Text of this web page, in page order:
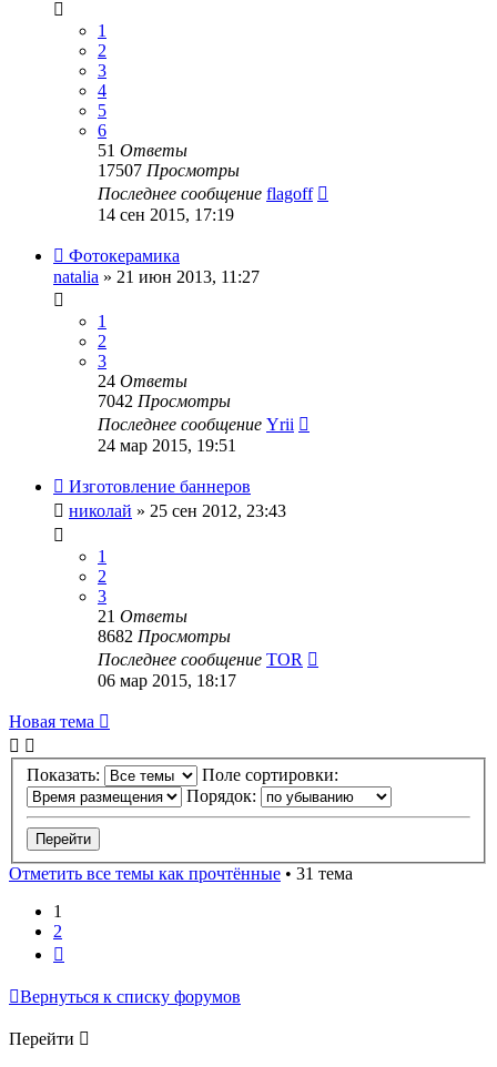
1
2
3
4
5
6
51 Ответы
17507 Просмотры
Последнее сообщение flagoff
14 сен 2015, 17:19
Фотокерамика
natalia » 21 июн 2013, 11:27
1
2
3
24 Ответы
7042 Просмотры
Последнее сообщение Yrii
24 мар 2015, 19:51
Изготовление баннеров
николай » 25 сен 2012, 23:43
1
2
3
21 Ответы
8682 Просмотры
Последнее сообщение TOR
06 мар 2015, 18:17
Новая тема
Показать:
Поле сортировки:
Порядок:
Отметить все темы как прочтённые • 31 тема
1
2
Вернуться к списку форумов
Перейти